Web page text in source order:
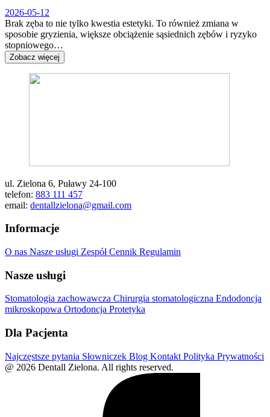
2026-05-12
Brak zęba to nie tylko kwestia estetyki. To również zmiana w
sposobie gryzienia, większe obciążenie sąsiednich zębów i ryzyko
stopniowego…
Zobacz więcej
ul. Zielona 6, Puławy 24-100
telefon: 883 111 457
email: dentallzielona@gmail.com
Informacje
O nas Nasze usługi ZespółCennik Regulamin
Nasze usługi
Stomatologia zachowawcza Chirurgia stomatologiczna Endodoncja
mikroskopowa Ortodoncja Protetyka
Dla Pacjenta
Najczęstsze pytania Słowniczek Blog Kontakt Polityka Prywatności
@ 2026 Dentall Zielona. All rights reserved.